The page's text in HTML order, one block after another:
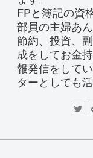
FPと簿記の資
部員の主婦あん
節約、投資、
成をしてお金
報発信をして
ターとしても